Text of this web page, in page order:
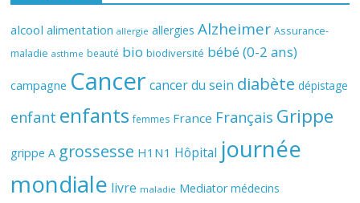
alcool alimentation allergie allergies Alzheimer Assurance-
maladie asthme beauté bio biodiversité bébé (0-2 ans)
campagne Cancer cancer du sein diabète dépistage
enfant enfants femmes France Français Grippe
grippe A grossesse H1N1 Hôpital journée
mondiale livre maladie Mediator médecins